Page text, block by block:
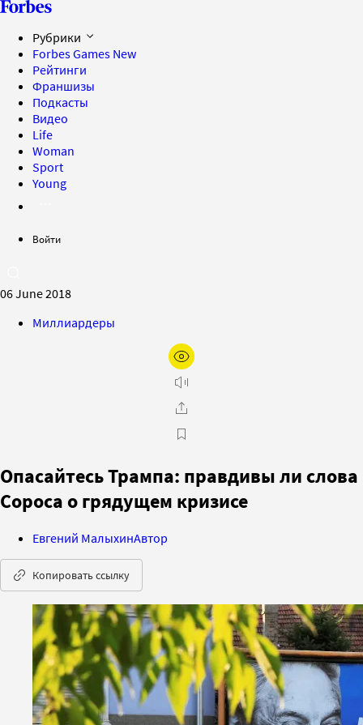
Рубрики
Forbes Games New
Рейтинги
Франшизы
Подкасты
Видео
Life
Woman
Sport
Young
Войти
06 June 2018
Миллиардеры
Опасайтесь Трампа: правдивы ли слова
Сороса о грядущем кризисе
Евгений МалыхинАвтор
Копировать ссылку